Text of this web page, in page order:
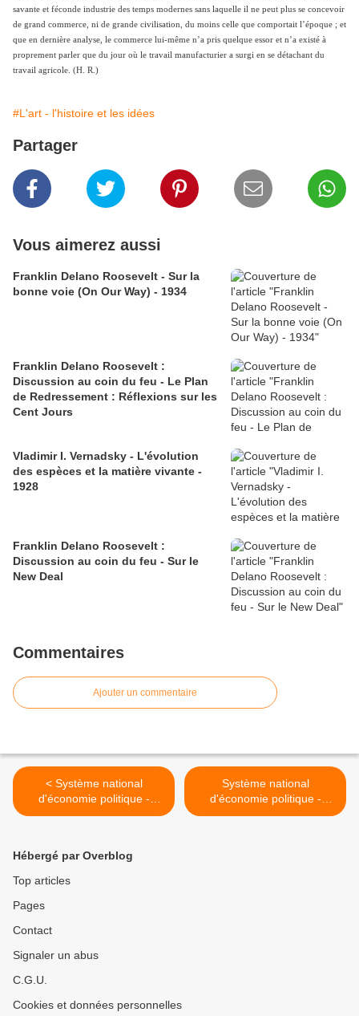
savante et féconde industrie des temps modernes sans laquelle il ne peut plus se concevoir
de grand commerce, ni de grande civilisation, du moins celle que comportait l’époque ; et
que en dernière analyse, le commerce lui-même n’a pris quelque essor et n’a existé à
proprement parler que du jour où le travail manufacturier a surgi en se détachant du
travail agricole. (H. R.)
#L'art - l'histoire et les idées
Partager
Vous aimerez aussi
Franklin Delano Roosevelt - Sur la
bonne voie (On Our Way) - 1934
Franklin Delano Roosevelt :
Discussion au coin du feu - Le Plan
de Redressement : Réflexions sur les
Cent Jours
Vladimir I. Vernadsky - L'évolution
des espèces et la matière vivante -
1928
Franklin Delano Roosevelt :
Discussion au coin du feu - Sur le
New Deal
Commentaires
Ajouter un commentaire
< Système national
d'économie politique -
Friedrich List - L. II, ch. VI :
L'économie politique et
l'économie nationale
Système national
d'économie politique -
Friedrich List - L. II, ch. VIII
Hébergé par Overblog
Top articles
Pages
Contact
Signaler un abus
C.G.U.
Cookies et données personnelles